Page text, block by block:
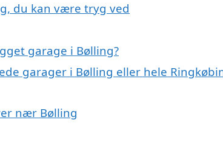
du kan være tryg ved
garage i Bølling?
garager i Bølling eller hele
nær Bølling